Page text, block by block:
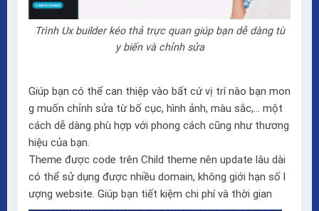
Trình Ux builder kéo thả trực quan giúp bạn dễ dàng tù
y biến và chỉnh sửa
Giúp bạn có thể can thiệp vào bất cứ vị trí nào bạn mon
g muốn chỉnh sửa từ bố cục, hình ảnh, màu sắc,… một
cách dễ dàng phù hợp với phong cách cũng như thương
hiệu của bạn.
Theme được code trên Child theme nên update lâu dài
có thể sử dụng được nhiều domain, không giới hạn số l
ượng website. Giúp bạn tiết kiệm chi phí và thời gian